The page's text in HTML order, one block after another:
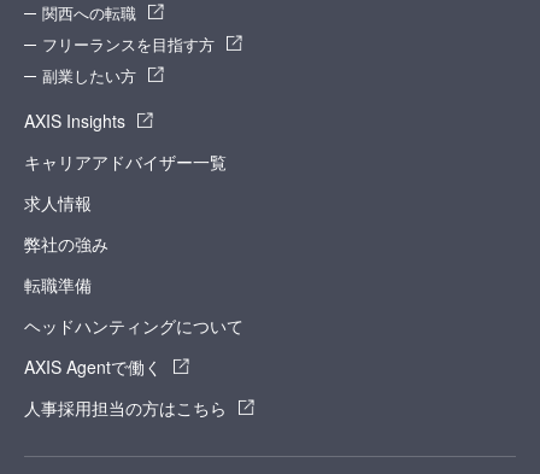
関西への転職
フリーランスを目指す方
副業したい方
AXIS Insights
キャリアアドバイザー一覧
求人情報
弊社の強み
転職準備
ヘッドハンティングについて
AXIS Agentで働く
人事採用担当の方はこちら